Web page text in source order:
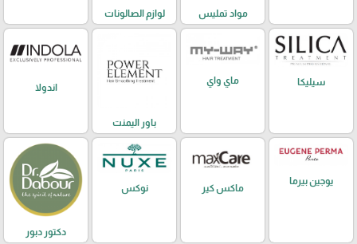
مواد تمليس
لوازم الصالونات
سيليكا ماي واي
باور اليمنت
اندولا
يوجين بيرما
ماكس كير نوكس
دكتور دبور